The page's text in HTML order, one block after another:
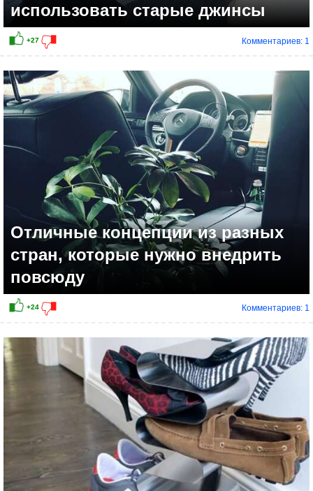
+31
использовать старые джинсы
Комментариев: 1
Отличные концепции из разных
стран, которые нужно внедрить
повсюду
Комментариев: 1